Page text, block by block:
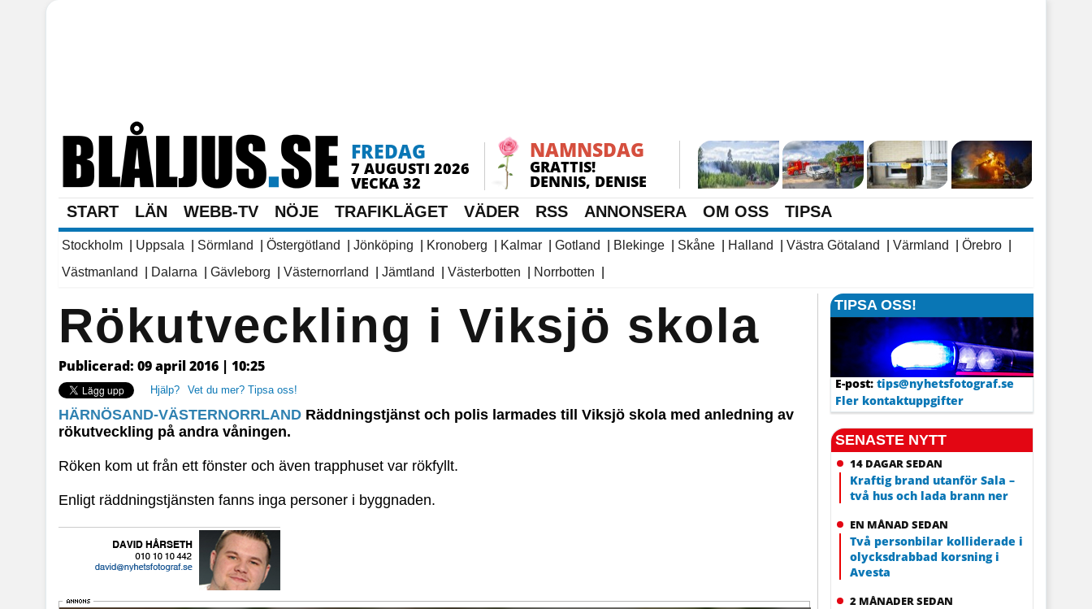
FREDAG
7 AUGUSTI 2026
VECKA 32
NAMNSDAG
GRATTIS!
DENNIS, DENISE
START LÄN WEBB-TV NÖJE TRAFIKLÄGET VÄDER RSS ANNONSERA OM OSS TIPSA
Stockholm Uppsala Sörmland Östergötland Jönköping Kronoberg Kalmar Gotland Blekinge Skåne Halland Västra Götaland Värmland Örebro
Västmanland
Dalarna Gävleborg Västernorrland Jämtland Västerbotten Norrbotten
Rökutveckling i Viksjö skola
Publicerad: 09 april 2016 | 10:25
Hjälp? Vet du mer? Tipsa oss!
HÄRNÖSAND-VÄSTERNORRLAND Räddningstjänst och polis larmades till Viksjö skola med anledning av
rökutveckling på andra våningen.
Röken kom ut från ett fönster och även trapphuset var rökfyllt.
Enligt räddningstjänsten fanns inga personer i byggnaden.
TIPSA OSS!
E-post: tips@nyhetsfotograf.se
Fler kontaktuppgifter
SENASTE NYTT
14 DAGAR SEDAN
Kraftig brand utanför Sala –
två hus och lada brann ner
EN MÅNAD SEDAN
Två personbilar kolliderade i
olycksdrabbad korsning i
Avesta
2 MÅNADER SEDAN